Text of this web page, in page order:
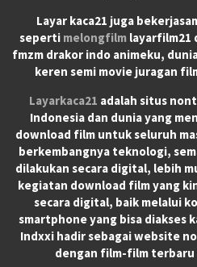
Layar kaca21 juga
seperti melongfilmlayarfilm21
fmzm drakor indo animeku,
keren semi movie juragan
Layarkaca21 adalah situs
Indonesia dan dunia yang
download film untuk seluruh
berkembangnya teknologi,
dilakukan secara digital, lebih
kegiatan download film yang
secara digital, baik melalui
smartphone yang bisa diakses
Indxxi hadir sebagai website
dengan film-film terbaru